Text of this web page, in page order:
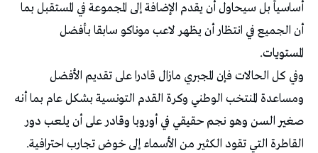
أساسياً بل سيحاول أن يقدم الإضافة إلى المجموعة في المستقبل بما
أن الجميع في انتظار أن يظهر لاعب موناكو سابقا بأفضل
المستويات.
وفي كل الحالات فإن المجبري مازال قادرا على تقديم الأفضل
ومساعدة المنتخب الوطني وكرة القدم التونسية بشكل عام بما أنه
صغير السن وهو نجم حقيقي في أوروبا وقادر على أن يلعب دور
القاطرة التي تقود الكثير من الأسماء إلى خوض تجارب احترافية.